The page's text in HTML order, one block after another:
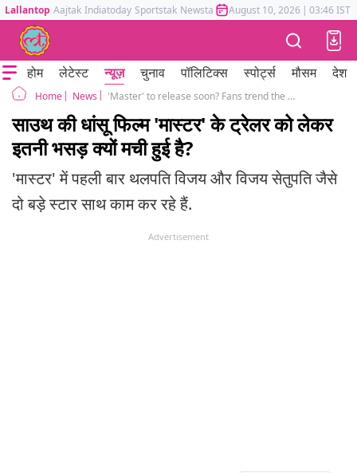
Lallantop Aajtak Indiatoday Sportstak Newstak Mumbai Tak Astrotak
August 10, 2026 | 03:46 IST
होम लेटेस्ट न्यूज़ चुनाव पॉलिटिक्स स्पोर्ट्स मौसम देश
Home News 'Master' to release soon? Fans trend the topic, while makers stay mum
साउथ की धांसू फिल्म 'मास्टर' के ट्रेलर को लेकर
इतनी भसड़ क्यों मची हुई है?
'मास्टर' में पहली बार थलपति विजय और विजय सेतुपति जैसे
दो बड़े स्टार साथ काम कर रहे हैं.
Advertisement